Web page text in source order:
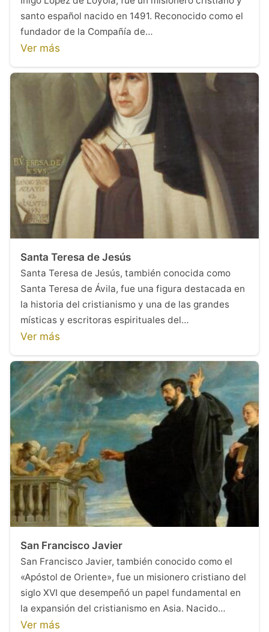
santo español nacido en 1491. Reconocido como el
fundador de la Compañía de…
Ver más
Santa Teresa de Jesús
Santa Teresa de Jesús, también conocida como
Santa Teresa de Ávila, fue una figura destacada en
la historia del cristianismo y una de las grandes
místicas y escritoras espirituales del…
Ver más
San Francisco Javier
San Francisco Javier, también conocido como el
«Apóstol de Oriente», fue un misionero cristiano del
siglo XVI que desempeñó un papel fundamental en
la expansión del cristianismo en Asia. Nacido…
Ver más